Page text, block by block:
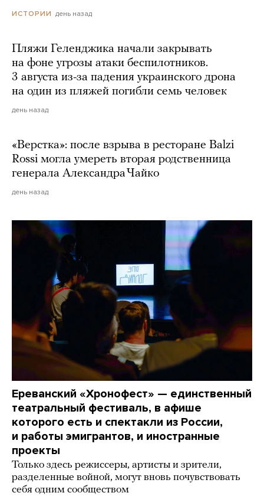
ИСТОРИИ день назад
Пляжи Геленджика начали закрывать
на фоне угрозы атаки беспилотников.
3 августа из-за падения украинского дрона
на один из пляжей погибли семь человек
день назад
«Верстка»: после взрыва в ресторане Balzi
Rossi могла умереть вторая родственница
генерала Александра Чайко
день назад
Ереванский «Хронофест» — единственный
театральный фестиваль, в афише
которого есть и спектакли из России,
и работы эмигрантов, и иностранные
проекты
Только здесь режиссеры, артисты и зрители,
разделенные войной, могут вновь почувствовать
себя одним сообществом